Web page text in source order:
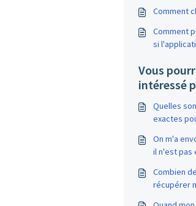
Comment
Comment
si
Vous
intéressé
Quelles
exactes
On m'a
il n'est pas
Combien
récupérer